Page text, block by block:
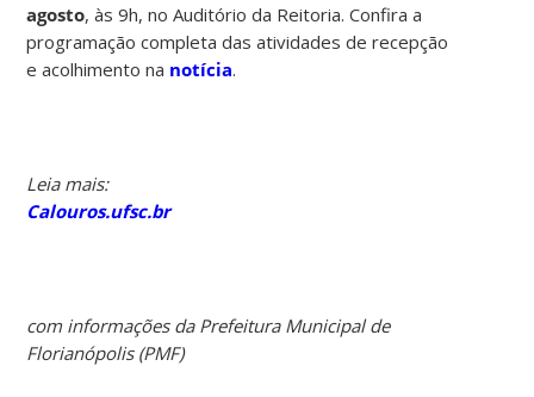
agosto, às 9h, no Auditório da Reitoria. Confira a
programação completa das atividades de recepção
e acolhimento na notícia.
Leia mais:
Calouros.ufsc.br
com informações da Prefeitura Municipal de
Florianópolis (PMF)